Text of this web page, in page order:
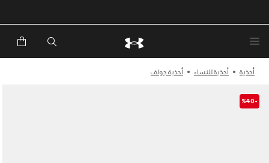
أحذية أحذية للنساء أحذية جولف
-%40